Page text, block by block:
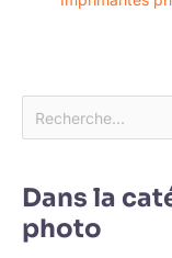
Dans la
photo